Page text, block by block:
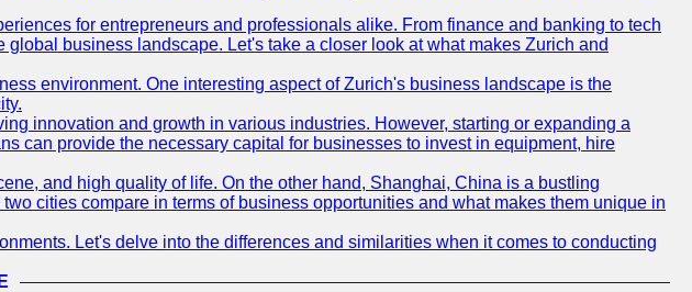
for entrepreneurs and professionals alike. From finance and banking to tech
business landscape. Let's take a closer look at what makes Zurich and
environment. One interesting aspect of Zurich's business landscape is the
innovation and growth in various industries. However, starting or expanding a
can provide the necessary capital for businesses to invest in equipment, hire
and high quality of life. On the other hand, Shanghai, China is a bustling
cities compare in terms of business opportunities and what makes them unique in
Let's delve into the differences and similarities when it comes to conducting